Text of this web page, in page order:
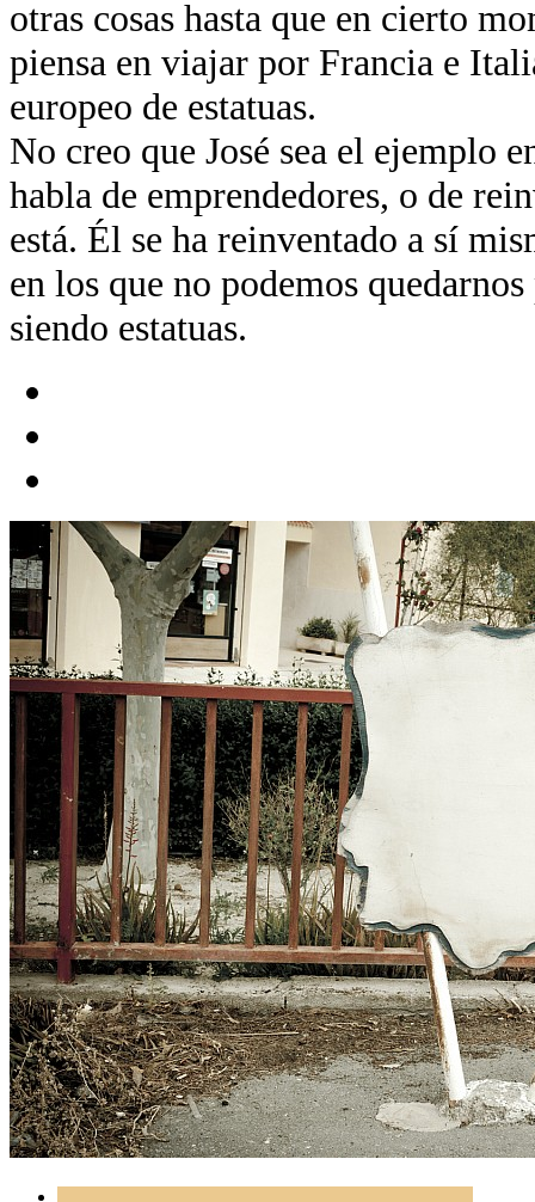
otras cosas hasta que en cierto
piensa en viajar por Francia e
europeo de estatuas.
No creo que José sea el ejemplo
habla de emprendedores, o de
está. Él se ha reinventado a sí
en los que no podemos
siendo estatuas.